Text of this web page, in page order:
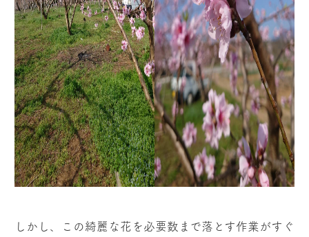
しかし、この綺麗な花を必要数まで落とす作業がすぐ